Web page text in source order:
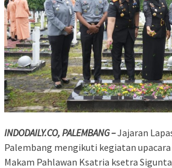
INDODAILY.CO, PALEMBANG –Jajaran
Palembang mengikuti kegiatan
Makam Pahlawan Ksatria ksetra